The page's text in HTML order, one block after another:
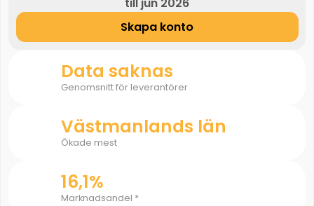
till jun 2026
Skapa konto
Data saknas
Genomsnitt för leverantörer
Västmanlands län
Ökade mest
16,1%
Marknadsandel *